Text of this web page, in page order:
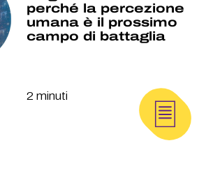
perché la percezione
umana è il prossimo
campo di battaglia
2 minuti